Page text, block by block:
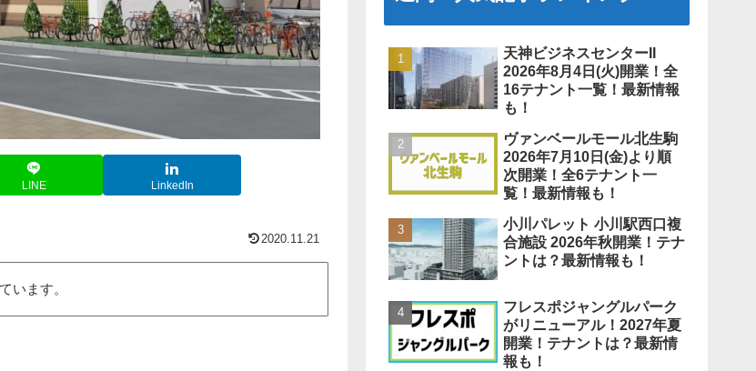
LINE LinkedIn
2020.11.21
います。
天神ビジネスセンターII
2026年8月4日(火)開業！全
16テナント一覧！最新情報
も！
ヴァンベールモール北生駒
2026年7月10日(金)より順
次開業！全6テナント一
覧！最新情報も！
小川パレット 小川駅西口複
合施設 2026年秋開業！テナ
ントは？最新情報も！
フレスポジャングルパーク
がリニューアル！2027年夏
開業！テナントは？最新情
報も！